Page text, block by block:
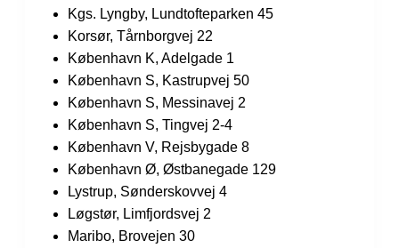
Kgs. Lyngby, Lundtofteparken 45
Korsør, Tårnborgvej 22
København K, Adelgade 1
København S, Kastrupvej 50
København S, Messinavej 2
København S, Tingvej 2-4
København V, Rejsbygade 8
København Ø, Østbanegade 129
Lystrup, Sønderskovvej 4
Løgstør, Limfjordsvej 2
Maribo, Brovejen 30